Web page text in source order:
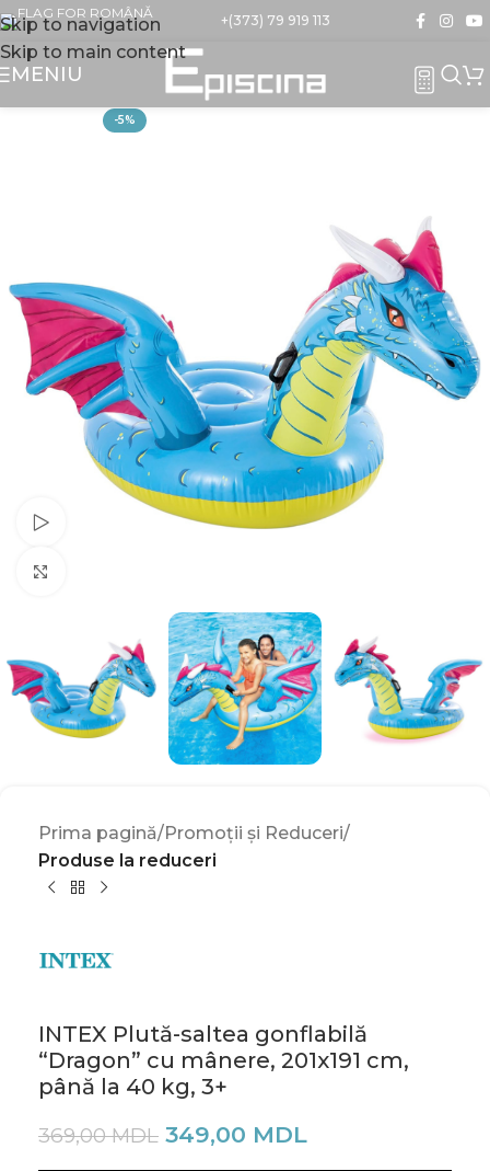
Skip to navigation
Skip to main content
+(373) 79 919 113
MENIU
-5%
Prima pagină Promoții și Reduceri
Produse la reduceri
INTEX Plută-saltea gonflabilă
“Dragon” cu mânere, 201х191 cm,
până la 40 kg, 3+
369,00MDL 349,00 MDL